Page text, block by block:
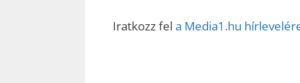
Iratkozz fel a Media1.hu